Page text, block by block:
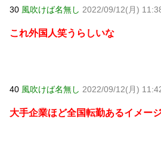
30 風吹けば名無し 2022/09/12(月)
これ外国人笑うらしいな
40 風吹けば名無し 2022/09/12(月)
大手企業ほど全国転勤あるイメー